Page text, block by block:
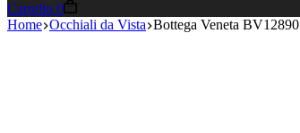
Carrello 0
Home Occhiali da Vista Bottega Veneta BV12890